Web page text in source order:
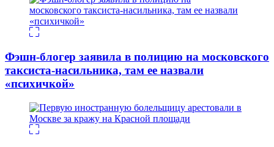
Фэшн-блогер заявила в полицию на московского
таксиста-насильника, там ее назвали
«психичкой»